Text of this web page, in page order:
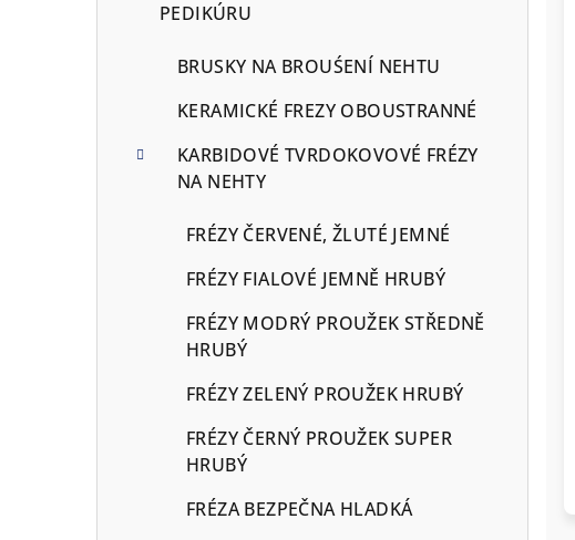
PEDIKÚRU
BRUSKY NA BROUŚENÍ NEHTU
KERAMICKÉ FREZY OBOUSTRANNÉ
KARBIDOVÉ TVRDOKOVOVÉ FRÉZY
NA NEHTY
FRÉZY ČERVENÉ, ŽLUTÉ JEMNÉ
FRÉZY FIALOVÉ JEMNĚ HRUBÝ
FRÉZY MODRÝ PROUŽEK STŘEDNĚ
HRUBÝ
FRÉZY ZELENÝ PROUŽEK HRUBÝ
FRÉZY ČERNÝ PROUŽEK SUPER
HRUBÝ
FRÉZA BEZPEČNA HLADKÁ